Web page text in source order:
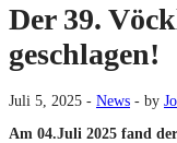
Der 39.
geschlagen!
Juli 5, 2025 - News - by
Am 04.Juli 2025 fand